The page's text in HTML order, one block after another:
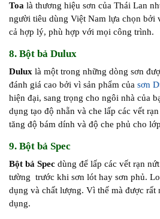
Toa là thương hiệu sơn của Thái Lan
người tiêu dùng Việt Nam lựa chọn bởi
cả hợp lý, phù hợp với mọi công trình.
8. Bột bả Dulux
Dulux là một trong những dòng sơn
đánh giá cao bởi vì sản phẩm của sơn
hiện đại, sang trọng cho ngôi nhà của
dụng tạo độ nhẵn và che lấp các vết
tăng độ bám dính và độ che phủ cho
9. Bột bả Spec
Bột bả Spec dùng để lấp các vết rạn
tường trước khi sơn lót hay sơn phủ.
dụng và chất lượng. Vì thế mà được rất
dụng.